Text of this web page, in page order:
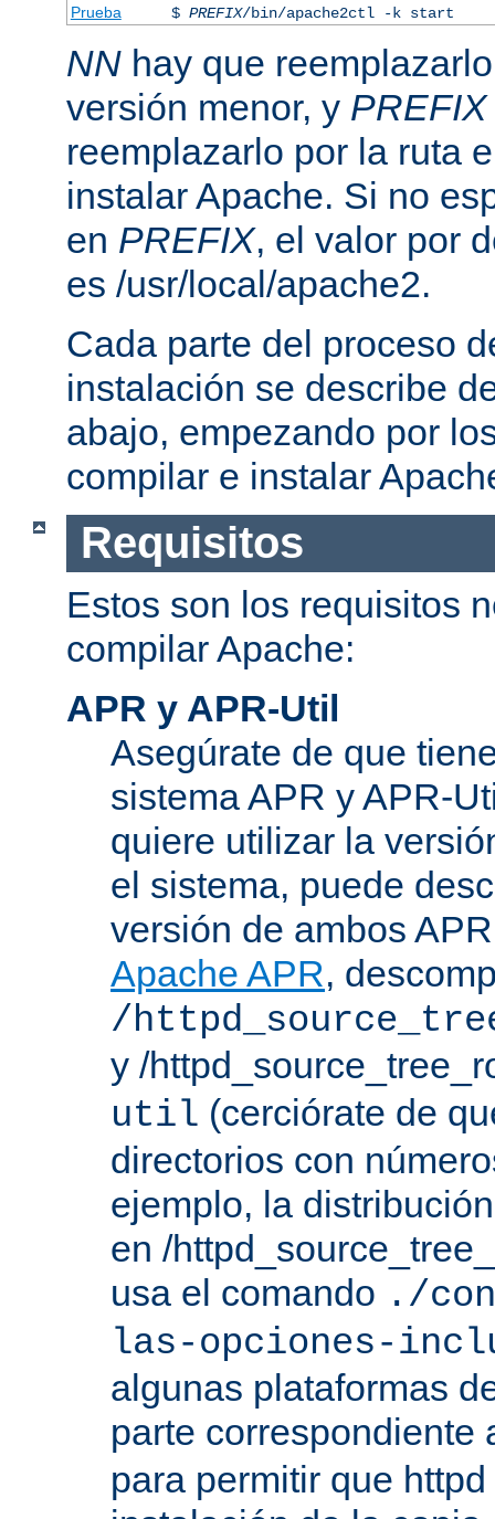
Prueba
$ PREFIX/bin/apache2ctl -k start
NN hay que
versión menor, y PREFIX
reemplazarlo por la ruta
instalar Apache. Si no
en PREFIX, el valor por
es /usr/local/apache2.
Cada parte del proceso
instalación se describe
abajo, empezando por
compilar e instalar
Requisitos
Estos son los requisitos
compilar Apache:
APR y APR-Util
Asegúrate de que
sistema APR y APR-
quiere utilizar la
el sistema, puede
versión de ambos
Apache APR,
/
y /
util (cerciórate de
directorios con
ejemplo, la
en /
usa el comando ./
las-opciones-
algunas plataformas
parte
para permitir que